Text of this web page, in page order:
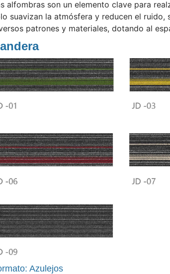
alfombras son un elemento clave para
suavizan la atmósfera y reducen el
patrones y materiales, dotando al
Azulejos